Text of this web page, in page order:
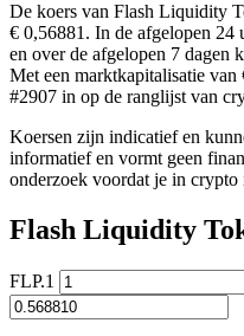
De koers van Flash Liquidity
€ 0,56881. In de afgelopen 24
en over de afgelopen 7 dagen
Met een marktkapitalisatie van
#2907 in op de ranglijst van
Koersen zijn indicatief en
informatief en vormt geen
onderzoek voordat je in crypto
Flash Liquidity
FLP.1